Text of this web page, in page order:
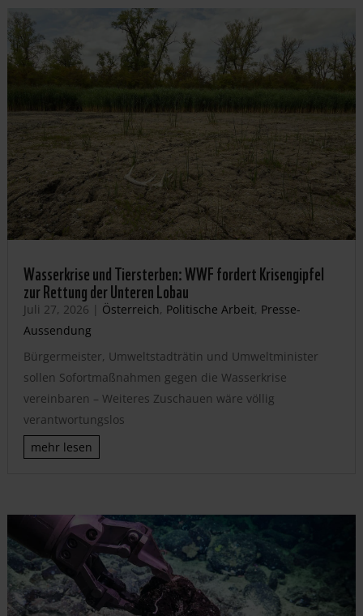
Wasserkrise und Tiersterben: WWF fordert Krisengipfel
zur Rettung der Unteren Lobau
Juli 27, 2026 | Österreich, Politische Arbeit, Presse-
Aussendung
Bürgermeister, Umweltstadträtin und Umweltminister
sollen Sofortmaßnahmen gegen die Wasserkrise
vereinbaren – Weiteres Zuschauen wäre völlig
verantwortungslos
mehr lesen